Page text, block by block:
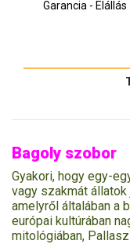
Garancia - Elállás
Bagoly szobor
Gyakori, hogy egy-
vagy szakmát
amelyről általában a
európai kultúrában
mitológiában,